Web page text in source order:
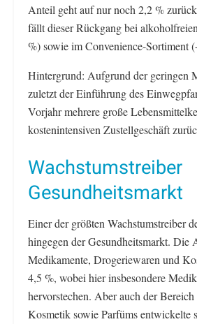
Anteil geht auf nur noch 2,2 %
fällt dieser Rückgang bei
%) sowie im Convenience-Sortiment
Hintergrund: Aufgrund der geringen
zuletzt der Einführung des
Vorjahr mehrere große
kostenintensiven Zustellgeschäft
Wachstumstreiber
Gesundheitsmarkt
Einer der größten Wachstumstreiber
hingegen der Gesundheitsmarkt. Die
Medikamente, Drogeriewaren und
4,5 %, wobei hier insbesondere
hervorstechen. Aber auch der
Kosmetik sowie Parfüms entwickelte